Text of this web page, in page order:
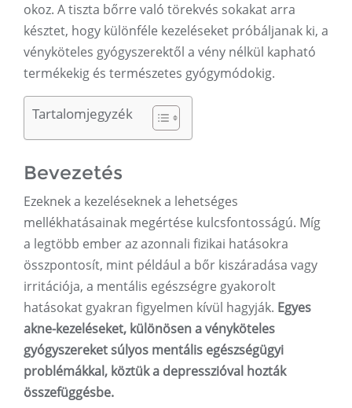
okoz. A tiszta bőrre való törekvés sokakat arra
késztet, hogy különféle kezeléseket próbáljanak ki, a
vényköteles gyógyszerektől a vény nélkül kapható
termékekig és természetes gyógymódokig.
Tartalomjegyzék
Bevezetés
Ezeknek a kezeléseknek a lehetséges
mellékhatásainak megértése kulcsfontosságú. Míg
a legtöbb ember az azonnali fizikai hatásokra
összpontosít, mint például a bőr kiszáradása vagy
irritációja, a mentális egészségre gyakorolt ​​​​
hatásokat gyakran figyelmen kívül hagyják. Egyes
akne-kezeléseket, különösen a vényköteles
gyógyszereket súlyos mentális egészségügyi
problémákkal, köztük a depresszióval hozták
összefüggésbe.